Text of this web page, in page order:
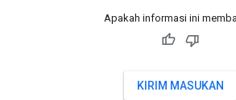
Apakah informasi ini
KIRIM MASUKAN